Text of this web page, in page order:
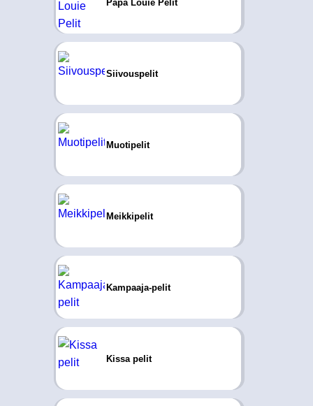
Papa Louie Pelit
Siivouspelit
Muotipelit
Meikkipelit
Kampaaja-pelit
Kissa pelit